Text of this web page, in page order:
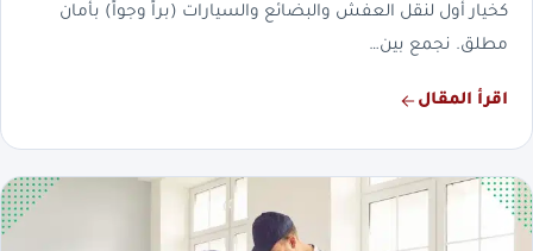
كخيار أول لنقل العفش والبضائع والسيارات (براً وجواً) بأمان
مطلق. نجمع بين…
اقرأ المقال